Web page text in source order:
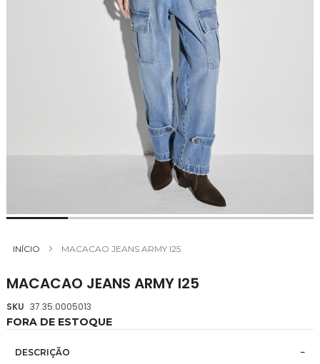
INÍCIO MACACAO JEANS ARMY I25
MACACAO JEANS ARMY I25
SKU 37.35.0005013
FORA DE ESTOQUE
DESCRIÇÃO
para
da
Galeria
de
imagens